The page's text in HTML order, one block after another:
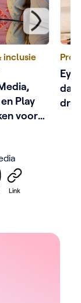
inclusie
Play
voor
Link